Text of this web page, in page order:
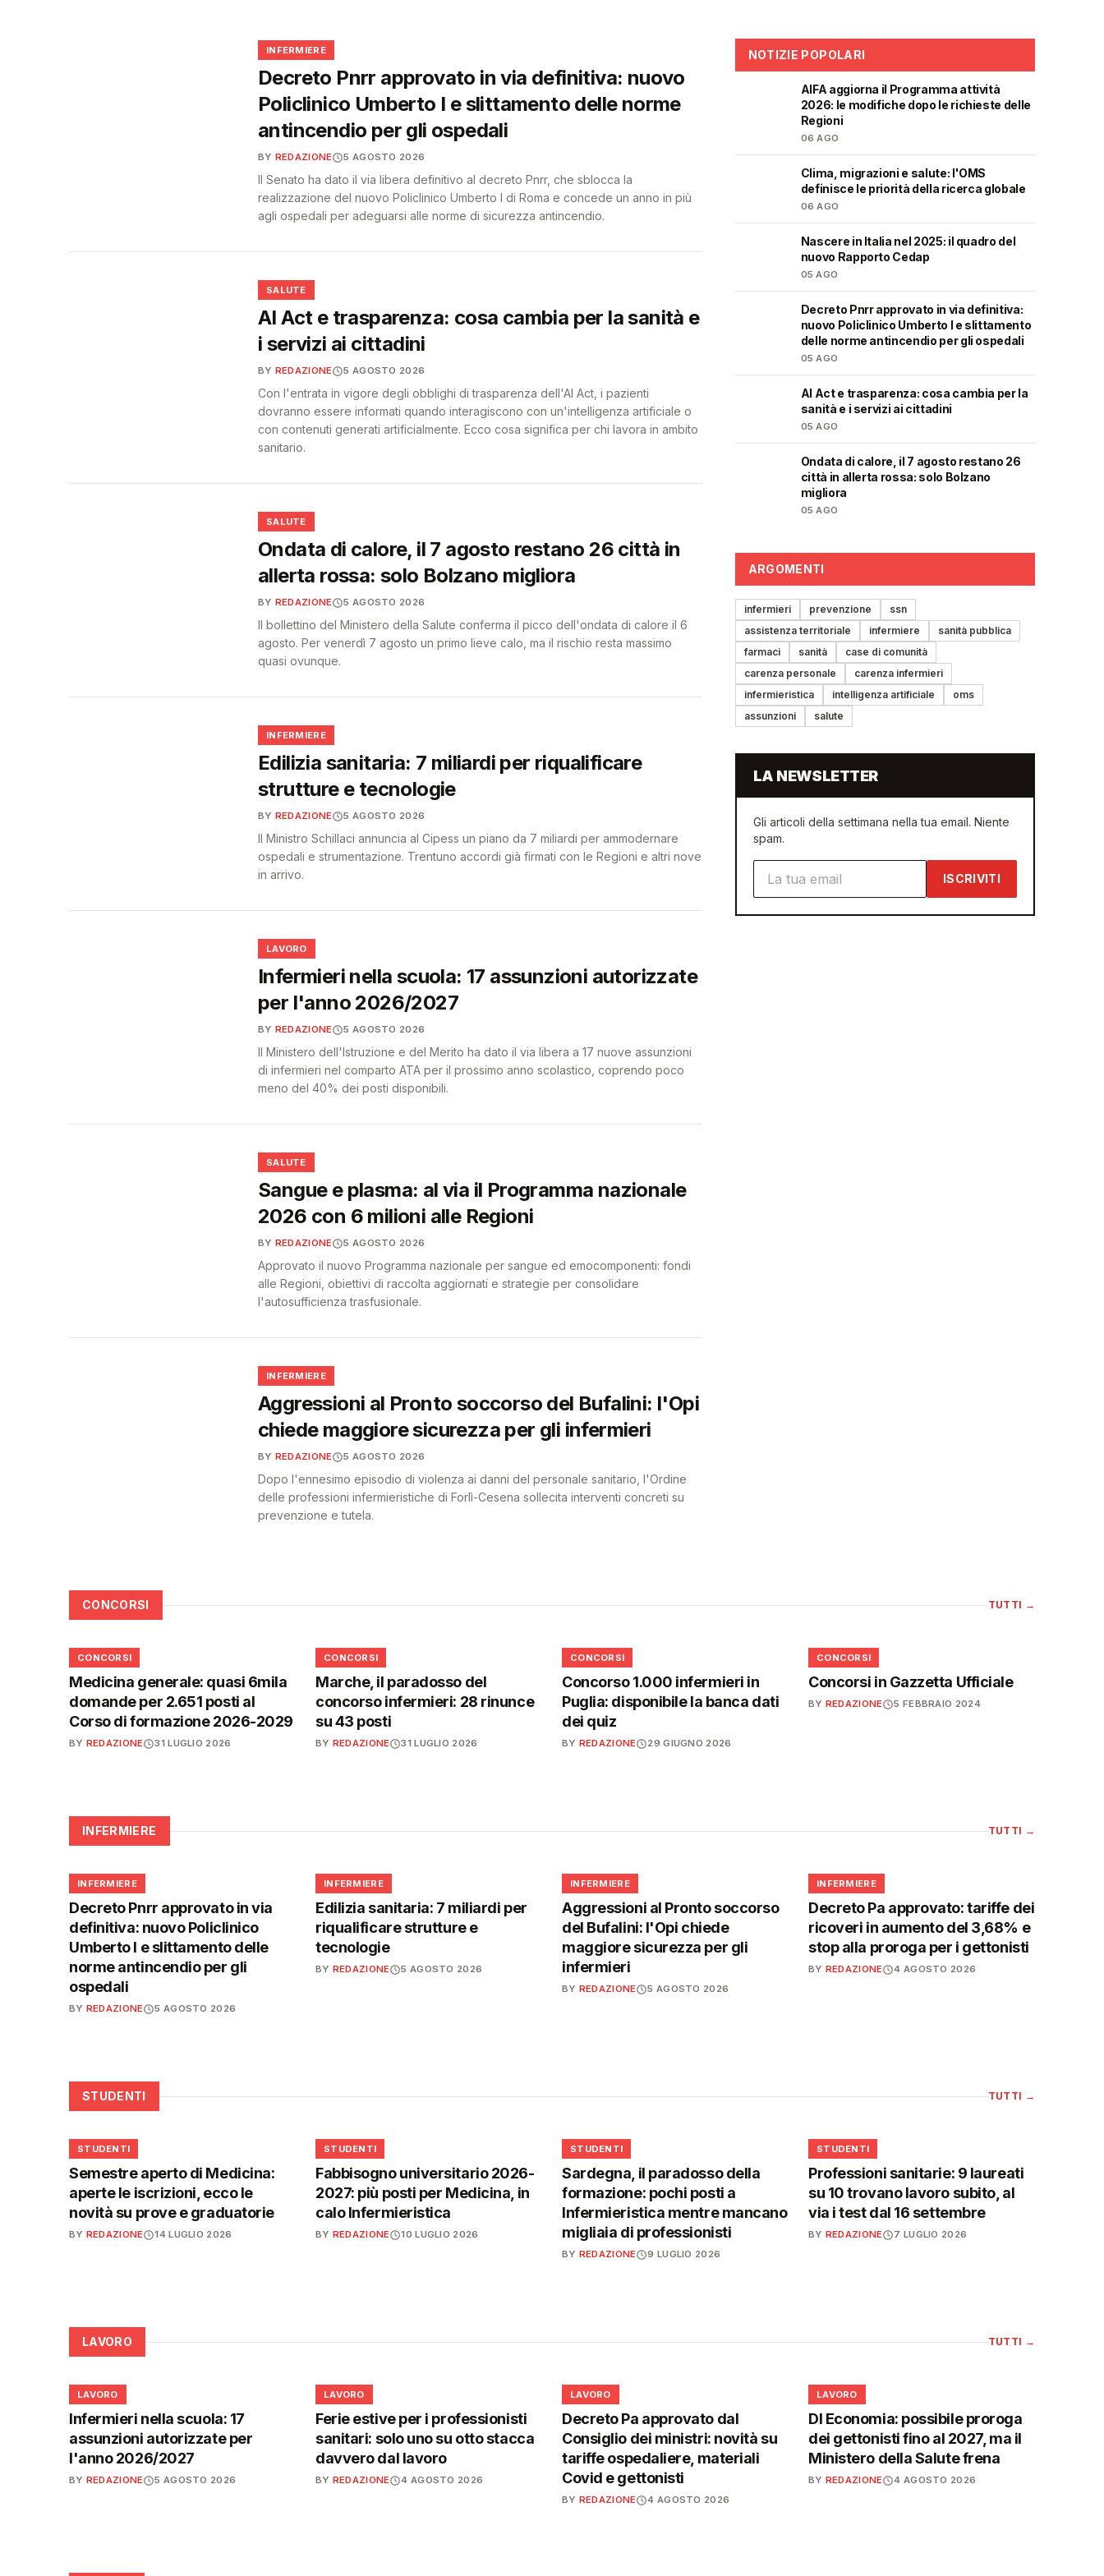
INFERMIERE
Decreto Pnrr approvato in via definitiva: nuovo
Policlinico Umberto I e slittamento delle norme
antincendio per gli ospedali
BY REDAZIONE 5 AGOSTO 2026
Il Senato ha dato il via libera definitivo al decreto Pnrr, che sblocca la
realizzazione del nuovo Policlinico Umberto I di Roma e concede un anno in più
agli ospedali per adeguarsi alle norme di sicurezza antincendio.
SALUTE
AI Act e trasparenza: cosa cambia per la sanità e
i servizi ai cittadini
BY REDAZIONE 5 AGOSTO 2026
Con l'entrata in vigore degli obblighi di trasparenza dell'AI Act, i pazienti
dovranno essere informati quando interagiscono con un'intelligenza artificiale o
con contenuti generati artificialmente. Ecco cosa significa per chi lavora in ambito
sanitario.
SALUTE
Ondata di calore, il 7 agosto restano 26 città in
allerta rossa: solo Bolzano migliora
BY REDAZIONE 5 AGOSTO 2026
Il bollettino del Ministero della Salute conferma il picco dell'ondata di calore il 6
agosto. Per venerdì 7 agosto un primo lieve calo, ma il rischio resta massimo
quasi ovunque.
INFERMIERE
Edilizia sanitaria: 7 miliardi per riqualificare
strutture e tecnologie
BY REDAZIONE 5 AGOSTO 2026
Il Ministro Schillaci annuncia al Cipess un piano da 7 miliardi per ammodernare
ospedali e strumentazione. Trentuno accordi già firmati con le Regioni e altri nove
in arrivo.
LAVORO
Infermieri nella scuola: 17 assunzioni autorizzate
per l'anno 2026/2027
BY REDAZIONE 5 AGOSTO 2026
Il Ministero dell'Istruzione e del Merito ha dato il via libera a 17 nuove assunzioni
di infermieri nel comparto ATA per il prossimo anno scolastico, coprendo poco
meno del 40% dei posti disponibili.
SALUTE
Sangue e plasma: al via il Programma nazionale
2026 con 6 milioni alle Regioni
BY REDAZIONE 5 AGOSTO 2026
Approvato il nuovo Programma nazionale per sangue ed emocomponenti: fondi
alle Regioni, obiettivi di raccolta aggiornati e strategie per consolidare
l'autosufficienza trasfusionale.
INFERMIERE
Aggressioni al Pronto soccorso del Bufalini: l'Opi
chiede maggiore sicurezza per gli infermieri
BY REDAZIONE 5 AGOSTO 2026
Dopo l'ennesimo episodio di violenza ai danni del personale sanitario, l'Ordine
delle professioni infermieristiche di Forlì-Cesena sollecita interventi concreti su
prevenzione e tutela.
NOTIZIE POPOLARI
AIFA aggiorna il Programma attività
2026: le modifiche dopo le richieste delle
Regioni
06 AGO
Clima, migrazioni e salute: l'OMS
definisce le priorità della ricerca globale
06 AGO
Nascere in Italia nel 2025: il quadro del
nuovo Rapporto Cedap
05 AGO
Decreto Pnrr approvato in via definitiva:
nuovo Policlinico Umberto I e slittamento
delle norme antincendio per gli ospedali
05 AGO
AI Act e trasparenza: cosa cambia per la
sanità e i servizi ai cittadini
05 AGO
Ondata di calore, il 7 agosto restano 26
città in allerta rossa: solo Bolzano
migliora
05 AGO
ARGOMENTI
infermieri prevenzione
ssn
assistenza territoriale
infermiere
sanità pubblica
farmaci
sanità
case di comunità
carenza personale
carenza infermieri
infermieristica
intelligenza artificiale
oms
assunzioni
salute
LA NEWSLETTER
Gli articoli della settimana nella tua email. Niente
spam.
ISCRIVITI
CONCORSI TUTTI →
📋
CONCORSI
Medicina generale: quasi 6mila
domande per 2.651 posti al
Corso di formazione 2026-2029
BY REDAZIONE 31 LUGLIO 2026
📋
CONCORSI
Marche, il paradosso del
concorso infermieri: 28 rinunce
su 43 posti
BY REDAZIONE 31 LUGLIO 2026
📋
CONCORSI
Concorso 1.000 infermieri in
Puglia: disponibile la banca dati
dei quiz
BY REDAZIONE 29 GIUGNO 2026
📋
CONCORSI
Concorsi in Gazzetta Ufficiale
BY REDAZIONE 5 FEBBRAIO 2024
INFERMIERE TUTTI →
🩺
INFERMIERE
Decreto Pnrr approvato in via
definitiva: nuovo Policlinico
Umberto I e slittamento delle
norme antincendio per gli
ospedali
BY REDAZIONE 5 AGOSTO 2026
🩺
INFERMIERE
Edilizia sanitaria: 7 miliardi per
riqualificare strutture e
tecnologie
BY REDAZIONE 5 AGOSTO 2026
🩺
INFERMIERE
Aggressioni al Pronto soccorso
del Bufalini: l'Opi chiede
maggiore sicurezza per gli
infermieri
BY REDAZIONE 5 AGOSTO 2026
🩺
INFERMIERE
Decreto Pa approvato: tariffe dei
ricoveri in aumento del 3,68% e
stop alla proroga per i gettonisti
BY REDAZIONE 4 AGOSTO 2026
STUDENTI TUTTI →
🎓
STUDENTI
Semestre aperto di Medicina:
aperte le iscrizioni, ecco le
novità su prove e graduatorie
BY REDAZIONE 14 LUGLIO 2026
🎓
STUDENTI
Fabbisogno universitario 2026-
2027: più posti per Medicina, in
calo Infermieristica
BY REDAZIONE 10 LUGLIO 2026
🎓
STUDENTI
Sardegna, il paradosso della
formazione: pochi posti a
Infermieristica mentre mancano
migliaia di professionisti
BY REDAZIONE 9 LUGLIO 2026
🎓
STUDENTI
Professioni sanitarie: 9 laureati
su 10 trovano lavoro subito, al
via i test dal 16 settembre
BY REDAZIONE 7 LUGLIO 2026
LAVORO TUTTI →
💼
LAVORO
Infermieri nella scuola: 17
assunzioni autorizzate per
l'anno 2026/2027
BY REDAZIONE 5 AGOSTO 2026
💼
LAVORO
Ferie estive per i professionisti
sanitari: solo uno su otto stacca
davvero dal lavoro
BY REDAZIONE 4 AGOSTO 2026
💼
LAVORO
Decreto Pa approvato dal
Consiglio dei ministri: novità su
tariffe ospedaliere, materiali
Covid e gettonisti
BY REDAZIONE 4 AGOSTO 2026
💼
LAVORO
Dl Economia: possibile proroga
dei gettonisti fino al 2027, ma il
Ministero della Salute frena
BY REDAZIONE 4 AGOSTO 2026